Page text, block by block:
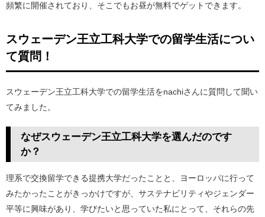
頻繁に開催されており、そこでもお昼が無料でゲットできます。
スウェーデン王立工科大学での留学生活につい
て質問！
スウェーデン王立工科大学での留学生活をnachiさんに質問して聞い
てみました。
なぜスウェーデン王立工科大学を選んだのです
か？
理系で交換留学できる提携大学だったことと、ヨーロッパに行って
みたかったことがきっかけですが、サステナビリティやジェンダー
平等に興味があり、学びたいと思っていた私にとって、それらの先